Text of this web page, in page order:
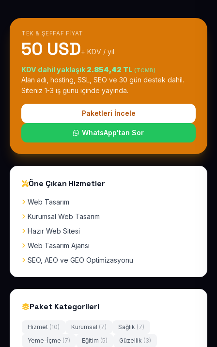
TEK & ŞEFFAF FIYAT
50 USD+ KDV / yıl
KDV dahil yaklaşık 2.854,42 TL (TCMB)
Alan adı, hosting, SSL, SEO ve 30 gün destek dahil.
Siteniz 1-3 iş günü içinde yayında.
Paketleri İncele
WhatsApp'tan Sor
Öne Çıkan Hizmetler
Web Tasarım
Kurumsal Web Tasarım
Hazır Web Sitesi
Web Tasarım Ajansı
SEO, AEO ve GEO Optimizasyonu
Paket Kategorileri
Hizmet (10) Kurumsal (7) Sağlık (7)
Yeme-İçme (7) Eğitim (5) Güzellik (3)